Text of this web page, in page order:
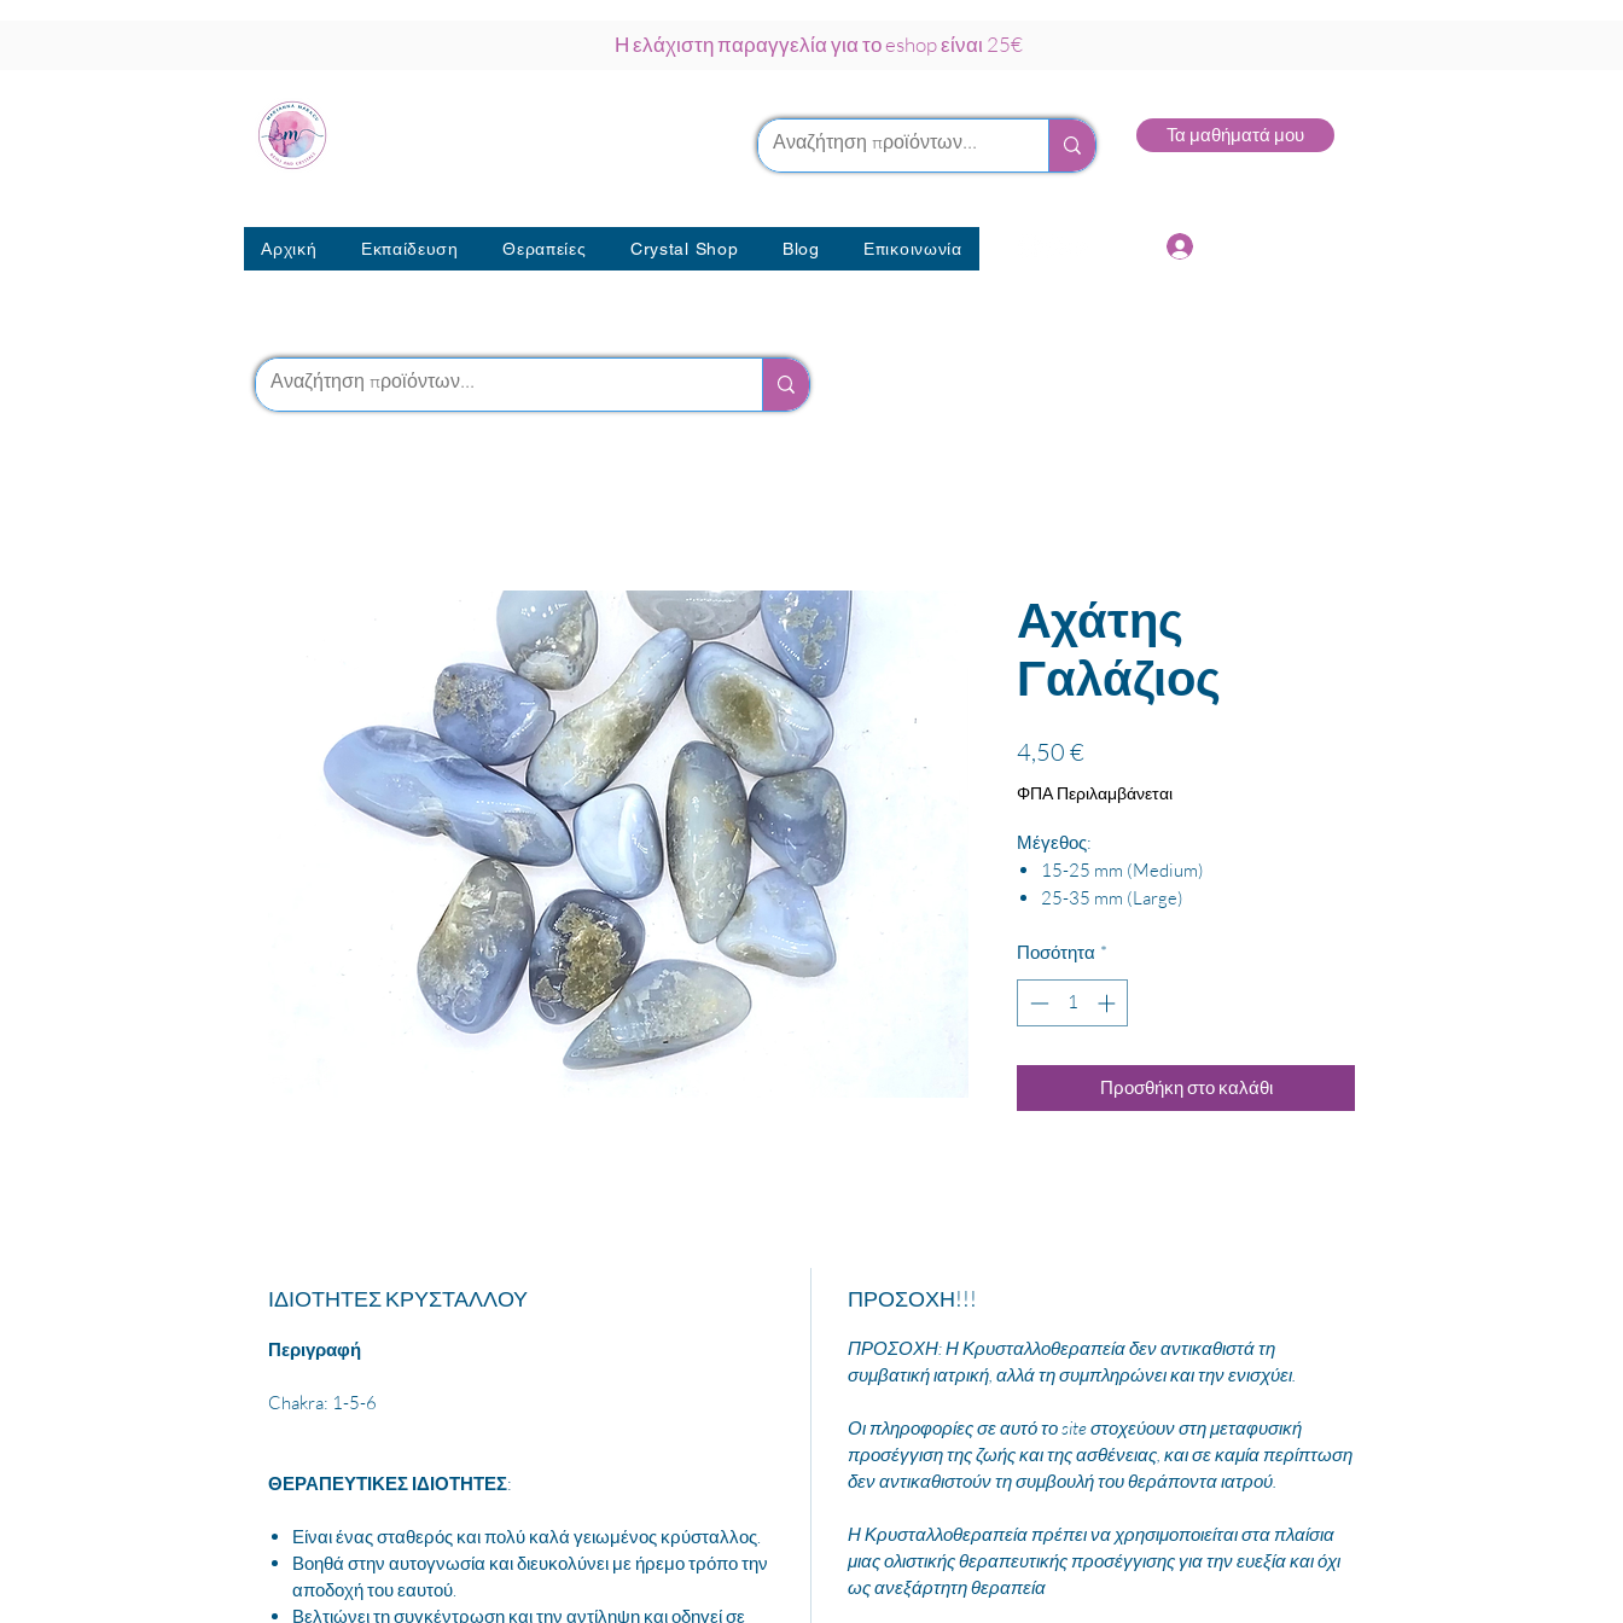
Η ελάχιστη παραγγελία για το eshop είναι 25€
Τα μαθήματά μου
Αρχική Εκπαίδευση Θεραπείες Crystal Shop Blog Επικοινωνία
Αχάτης
Γαλάζιος
4,50 €
ΦΠΑ Περιλαμβάνεται
Μέγεθος:
15-25 mm (Medium)
25-35 mm (Large)
Ποσότητα *
Προσθήκη στο καλάθι
ΙΔΙΟΤΗΤΕΣ ΚΡΥΣΤΑΛΛΟΥ
Περιγραφή
Chakra: 1-5-6
ΘΕΡΑΠΕΥΤΙΚΕΣ ΙΔΙΟΤΗΤΕΣ:
Είναι ένας σταθερός και πολύ καλά γειωμένος κρύσταλλος.
Βοηθά στην αυτογνωσία και διευκολύνει με ήρεμο τρόπο την
αποδοχή του εαυτού.
Βελτιώνει τη συγκέντρωση και την αντίληψη και οδηγεί σε
ΠΡΟΣΟΧΗ!!!
ΠΡΟΣΟΧΗ: Η Κρυσταλλοθεραπεία δεν αντικαθιστά τη
συμβατική ιατρική, αλλά τη συμπληρώνει και την ενισχύει.
Οι πληροφορίες σε αυτό το site στοχεύουν στη μεταφυσική
προσέγγιση της ζωής και της ασθένειας, και σε καμία περίπτωση
δεν αντικαθιστούν τη συμβουλή του θεράποντα ιατρού.
Η Κρυσταλλοθεραπεία πρέπει να χρησιμοποιείται στα πλαίσια
μιας ολιστικής θεραπευτικής προσέγγισης για την ευεξία και όχι
ως ανεξάρτητη θεραπεία